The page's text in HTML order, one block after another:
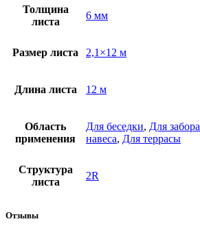
Толщина
листа
6 мм
Размер листа 2,1×12 м
Длина листа 12 м
Область
применения
Для беседки, Для забора
навеса, Для террасы
Структура
листа
2R
Отзывы